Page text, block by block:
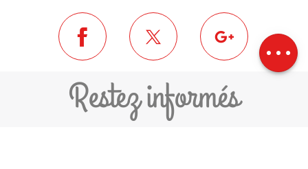
Dénivelé
Restez informés